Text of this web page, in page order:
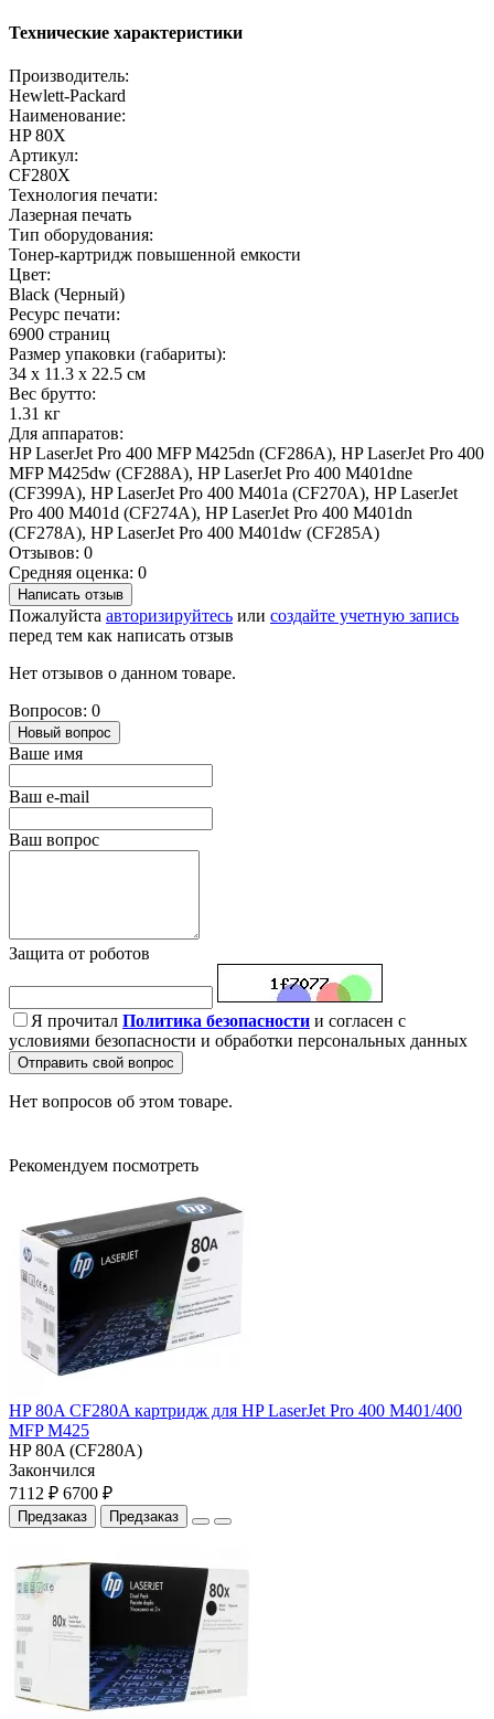
Технические характеристики
Производитель:
Hewlett-Packard
Наименование:
HP 80X
Артикул:
CF280X
Технология печати:
Лазерная печать
Тип оборудования:
Тонер-картридж повышенной емкости
Цвет:
Black (Черный)
Ресурс печати:
6900 страниц
Размер упаковки (габариты):
34 x 11.3 x 22.5 см
Вес брутто:
1.31 кг
Для аппаратов:
HP LaserJet Pro 400 MFP M425dn (CF286A), HP LaserJet Pro 400
MFP M425dw (CF288A), HP LaserJet Pro 400 M401dne
(CF399A), HP LaserJet Pro 400 M401a (CF270A), HP LaserJet
Pro 400 M401d (CF274A), HP LaserJet Pro 400 M401dn
(CF278A), HP LaserJet Pro 400 M401dw (CF285A)
Отзывов: 0
Средняя оценка: 0
Написать отзыв
Пожалуйста авторизируйтесь или создайте учетную запись
перед тем как написать отзыв
Нет отзывов о данном товаре.
Вопросов: 0
Новый вопрос
Ваше имя
Ваш e-mail
Ваш вопрос
Защита от роботов
Я прочитал Политика безопасности и согласен с
условиями безопасности и обработки персональных данных
Отправить свой вопрос
Нет вопросов об этом товаре.
Рекомендуем посмотреть
HP 80A CF280A картридж для HP LaserJet Pro 400 M401/400
MFP M425
HP 80A (CF280A)
Закончился
7112 ₽ 6700 ₽
Предзаказ Предзаказ